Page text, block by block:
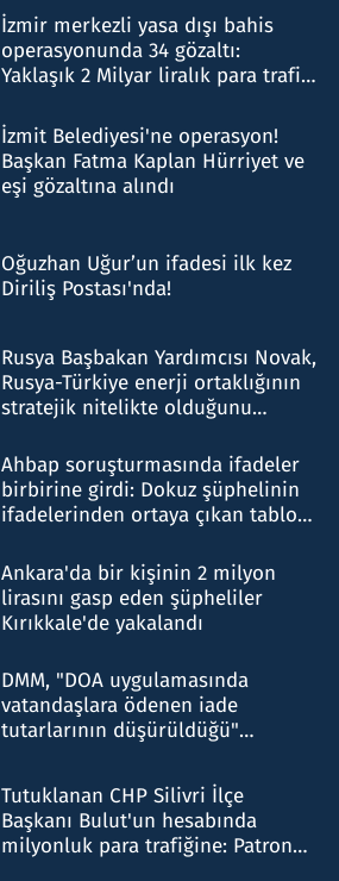
İzmir merkezli yasa dışı bahis
operasyonunda 34 gözaltı:
Yaklaşık 2 Milyar liralık para trafiği
İzmit Belediyesi'ne operasyon!
Başkan Fatma Kaplan Hürriyet ve
eşi gözaltına alındı
Oğuzhan Uğur’un ifadesi ilk kez
Diriliş Postası'nda!
Rusya Başbakan Yardımcısı Novak,
Rusya-Türkiye enerji ortaklığının
stratejik nitelikte olduğunu
Ahbap soruşturmasında ifadeler
birbirine girdi: Dokuz şüphelinin
ifadelerinden ortaya çıkan tablo
Ankara'da bir kişinin 2 milyon
lirasını gasp eden şüpheliler
Kırıkkale'de yakalandı
DMM, "DOA uygulamasında
vatandaşlara ödenen iade
tutarlarının düşürüldüğü"
Tutuklanan CHP Silivri İlçe
Başkanı Bulut'un hesabında
milyonluk para trafiğine: Patron